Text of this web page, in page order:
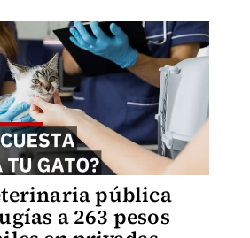
pública
a 263 pesos